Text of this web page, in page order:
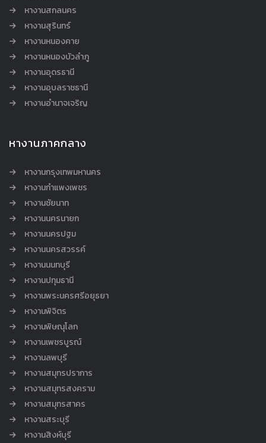
หางานสกลนคร
หางานสุรินทร์
หางานหนองคาย
หางานหนองบัวลำภู
หางานอุดรธานี
หางานอุบลราชธานี
หางานอำนาจเจริญ
หางานภาคกลาง
หางานกรุงเทพมหานคร
หางานกำแพงเพชร
หางานชัยนาท
หางานนครนายก
หางานนครปฐม
หางานนครสวรรค์
หางานนนทบุรี
หางานปทุมธานี
หางานพระนครศรีอยุธยา
หางานพิจิตร
หางานพิษณุโลก
หางานเพชรบูรณ์
หางานลพบุรี
หางานสมุทรปราการ
หางานสมุทรสงคราม
หางานสมุทรสาคร
หางานสระบุรี
หางานสิงห์บุรี